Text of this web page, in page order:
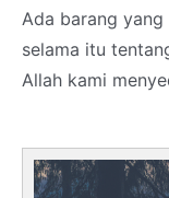
Ada barang
selama itu
Allah kami